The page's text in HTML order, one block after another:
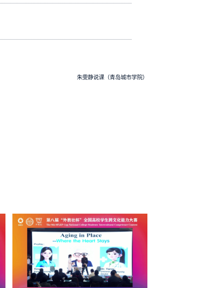
朱雯静说课（青岛城市学院）